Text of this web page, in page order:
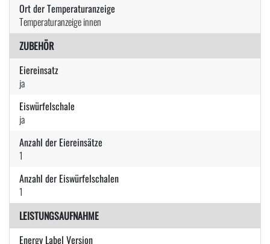
Ort der Temperaturanzeige
Temperaturanzeige innen
ZUBEHÖR
Eiereinsatz
ja
Eiswürfelschale
ja
Anzahl der Eiereinsätze
1
Anzahl der Eiswürfelschalen
1
LEISTUNGSAUFNAHME
Energy Label Version